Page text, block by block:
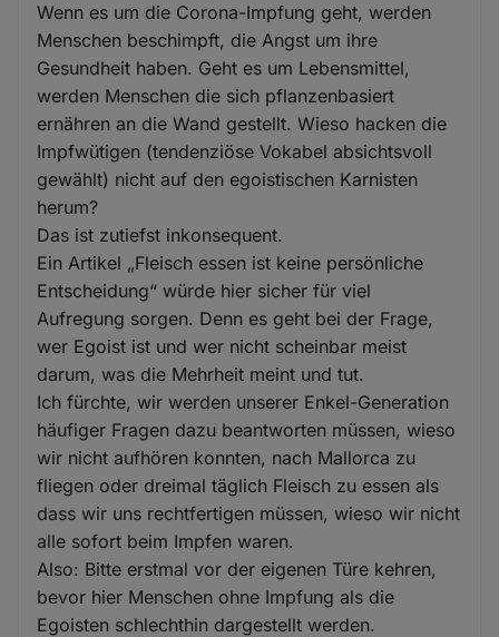
Wenn es um die Corona-Impfung geht, werden
Menschen beschimpft, die Angst um ihre
Gesundheit haben. Geht es um Lebensmittel,
werden Menschen die sich pflanzenbasiert
ernähren an die Wand gestellt. Wieso hacken die
Impfwütigen (tendenziöse Vokabel absichtsvoll
gewählt) nicht auf den egoistischen Karnisten
herum?
Das ist zutiefst inkonsequent.
Ein Artikel „Fleisch essen ist keine persönliche
Entscheidung“ würde hier sicher für viel
Aufregung sorgen. Denn es geht bei der Frage,
wer Egoist ist und wer nicht scheinbar meist
darum, was die Mehrheit meint und tut.
Ich fürchte, wir werden unserer Enkel-Generation
häufiger Fragen dazu beantworten müssen, wieso
wir nicht aufhören konnten, nach Mallorca zu
fliegen oder dreimal täglich Fleisch zu essen als
dass wir uns rechtfertigen müssen, wieso wir nicht
alle sofort beim Impfen waren.
Also: Bitte erstmal vor der eigenen Türe kehren,
bevor hier Menschen ohne Impfung als die
Egoisten schlechthin dargestellt werden.